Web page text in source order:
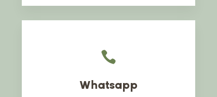

Whatsapp